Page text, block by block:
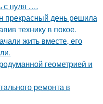
с нуля ….
прекрасный день решила
технику в покое.
жить вместе, его
геометрией и
ремонта в